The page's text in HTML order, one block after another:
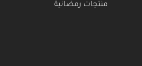
منتجات رمضانية